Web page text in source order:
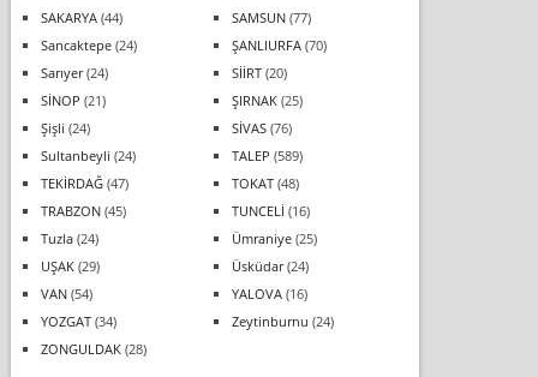
SAKARYA(44) SAMSUN(77)
Sancaktepe(24) ŞANLIURFA(70)
Sarıyer(24) SİİRT(20)
SİNOP (21) ŞIRNAK(25)
Şişli (24) SİVAS(76)
Sultanbeyli (24) TALEP (589)
TEKİRDAĞ(47) TOKAT(48)
TRABZON(45) TUNCELİ (16)
Tuzla(24) Ümraniye(25)
UŞAK(29) Üsküdar(24)
VAN(54) YALOVA(16)
YOZGAT(34) Zeytinburnu (24)
ZONGULDAK(28)